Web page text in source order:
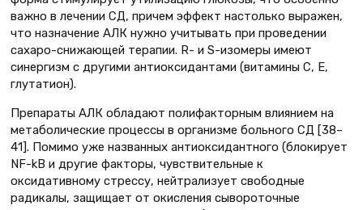
важно в лечении СД, причем эффект настолько выражен,
что назначение АЛК нужно учитывать при проведении
сахаро-снижающей терапии. R- и S-изомеры имеют
синергизм с другими антиоксидантами (витамины С, Е,
глутатион).
Препараты АЛК обладают полифакторным влиянием на
метаболические процессы в организме больного СД [38–
41]. Помимо уже названных антиоксидантного (блокирует
NF-kB и другие факторы, чувствительные к
оксидативному стрессу, нейтрализует свободные
радикалы, защищает от окисления сывороточные